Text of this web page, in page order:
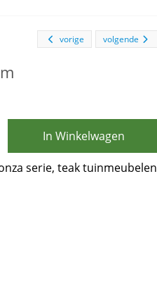
volgende
vorige
In Winkelwagen
serie, teak tuinmeubelen